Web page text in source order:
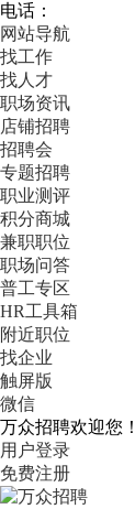
电话：
网站导航
找工作
找人才
职场资讯
店铺招聘
招聘会
专题招聘
职业测评
积分商城
兼职职位
职场问答
普工专区
HR工具箱
附近职位
找企业
触屏版
微信
万众招聘欢迎您！
用户登录
免费注册